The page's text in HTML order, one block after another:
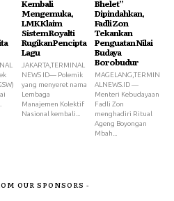
Kembali
Mengemuka,
LMK Klaim
Sistem Royalti
Rugikan Pencipta
Lagu
JAKARTA,TERMINAL
NEWS ID— Polemik
yang menyeret nama
Lembaga
Manajemen Kolektif
Nasional kembali...
Bhelet”
Dipindahkan,
Fadli Zon
Tekankan
Penguatan Nilai
Budaya
Borobudur
MAGELANG,TERMIN
ALNEWS.ID —
Menteri Kebudayaan
Fadli Zon
menghadiri Ritual
Ageng Boyongan
Mbah...
OUR SPONSORS -